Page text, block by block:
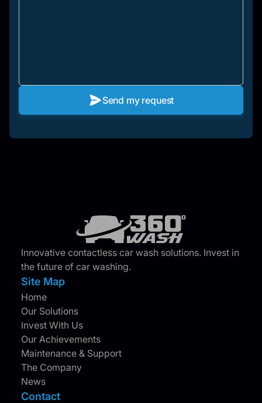
Send my request
Innovative contactless car wash solutions. Invest in
the future of car washing.
Site Map
Home
Our Solutions
Invest With Us
Our Achievements
Maintenance & Support
The Company
News
Contact